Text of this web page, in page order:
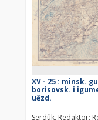
XV - 25 : minsk.
borisovsk. i
uězd.
Serdûk. Redaktor